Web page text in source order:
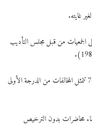
غايته.
الجمعيات من قبل مجلس التأديب
: بالإضافة إلى المخالفات المذكورة في المادة 74 تتمثل المخالفات من الدرجة الأولى
محاضرات بدون الترخيص